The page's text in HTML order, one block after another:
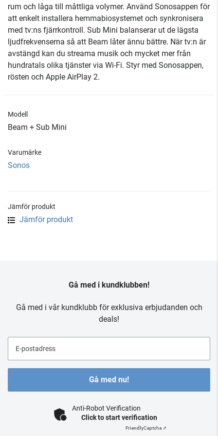
rum och låga till måttliga volymer. Använd Sonosappen för
att enkelt installera hemmabiosystemet och synkronisera
med tv:ns fjärrkontroll. Sub Mini balanserar ut de lägsta
ljudfrekvenserna så att Beam låter ännu bättre. När tv:n är
avstängd kan du streama musik och mycket mer från
hundratals olika tjänster via Wi-Fi. Styr med Sonosappen,
rösten och Apple AirPlay 2.
Modell
Beam + Sub Mini
Varumärke
Sonos
Jämför produkt
Jämför produkt
Gå med i kundklubben!
Gå med i vår kundklubb för exklusiva erbjudanden och
deals!
E-postadress
Gå med nu!
Anti-Robot Verification
Click to start verification
FriendlyCaptcha ⇗